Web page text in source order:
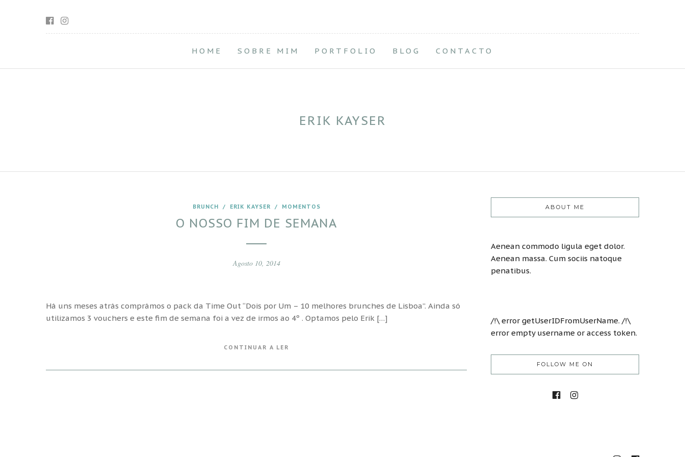
HOME SOBRE MIM PORTFOLIO BLOG CONTACTO
ERIK KAYSER
BRUNCH / ERIK KAYSER / MOMENTOS
O NOSSO FIM DE SEMANA
Agosto 10, 2014
Há uns meses atrás comprámos o pack da Time Out “Dois por Um – 10 melhores brunches de Lisboa”. Ainda só
utilizamos 3 vouchers e este fim de semana foi a vez de irmos ao 4º . Optamos pelo Erik […]
CONTINUAR A LER
ABOUT ME
Aenean commodo ligula eget dolor.
Aenean massa. Cum sociis natoque
penatibus.
/!\ error getUserIDFromUserName. /!\
error empty username or access token.
FOLLOW ME ON